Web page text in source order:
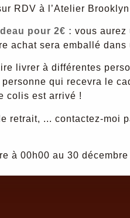
RDV à l’Atelier
pour 2€ :vous aurez
achat sera emballé
livrer à différentes
personne qui recevra le
colis est arrivé !
retrait, ... contactez-moi
à 00h00 au 30